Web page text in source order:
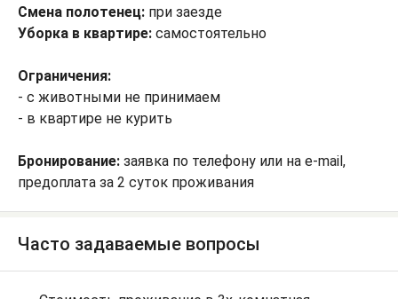
Смена полотенец: при заезде
Уборка в квартире: самостоятельно
Ограничения:
- с животными не принимаем
- в квартире не курить
Бронирование: заявка по телефону или на e-mail,
предоплата за 2 суток проживания
Часто задаваемые вопросы